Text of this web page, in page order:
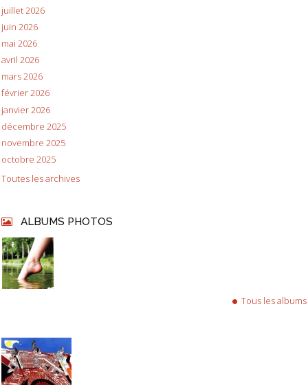
juillet 2026
juin 2026
mai 2026
avril 2026
mars 2026
février 2026
janvier 2026
décembre 2025
novembre 2025
octobre 2025
Toutes les archives
ALBUMS PHOTOS
Tous les albums